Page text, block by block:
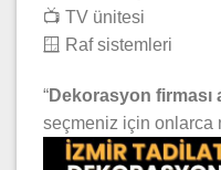
📺 TV ünitesi
🪟 Raf sistemleri
“Dekorasyon firması
seçmeniz için onlarca